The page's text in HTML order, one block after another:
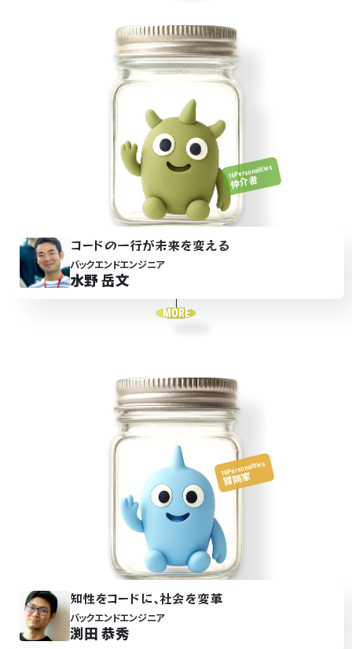
16Personalities
仲介者
コードの一行が未来を変える
バックエンドエンジニア
水野 岳文
MORE
16Personalities
冒険家
知性をコードに､社会を変革
バックエンドエンジニア
渕田 恭秀